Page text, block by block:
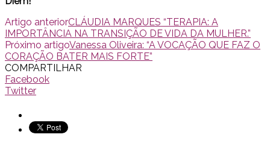
Artigo anteriorCLÁUDIA MARQUES “TERAPIA: A
IMPORTÂNCIA NA TRANSIÇÃO DE VIDA DA MULHER.”
Próximo artigoVanessa Oliveira: “A VOCAÇÃO QUE FAZ O
CORAÇÃO BATER MAIS FORTE”
COMPARTILHAR
Facebook
Twitter